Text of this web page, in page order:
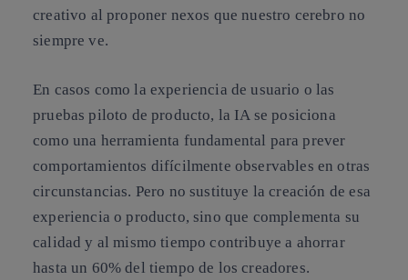
creativo al proponer nexos que nuestro cerebro no
siempre ve.
En casos como la experiencia de usuario o las
pruebas piloto de producto, la IA se posiciona
como una herramienta fundamental para prever
comportamientos difícilmente observables en otras
circunstancias. Pero no sustituye la creación de esa
experiencia o producto, sino que complementa su
calidad y al mismo tiempo contribuye a ahorrar
hasta un 60% del tiempo de los creadores.